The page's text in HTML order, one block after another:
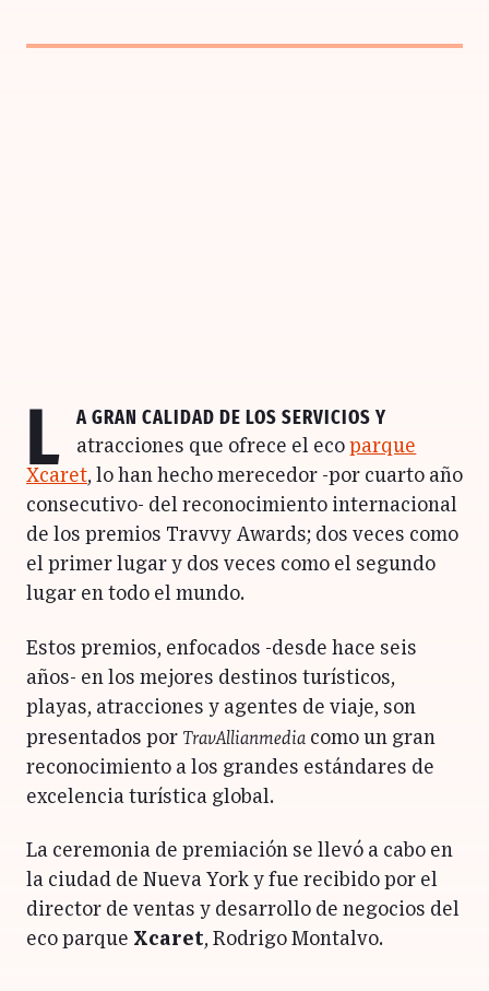
L a gran calidad de los servicios y
atracciones que ofrece el ecoparque
Xcaret, lo han hecho merecedor -por cuarto año
consecutivo- del reconocimiento internacional
de los premios Travvy Awards; dos veces como
el primer lugar y dos veces como el segundo
lugar en todo el mundo.
Estos premios, enfocados -desde hace seis
años- en los mejores destinos turísticos,
playas, atracciones y agentes de viaje, son
presentados por TravAllianmedia como un gran
reconocimiento a los grandes estándares de
excelencia turística global.
La ceremonia de premiación se llevó a cabo en
la ciudad de Nueva York y fue recibido por el
director de ventas y desarrollo de negocios del
eco parque Xcaret, Rodrigo Montalvo.